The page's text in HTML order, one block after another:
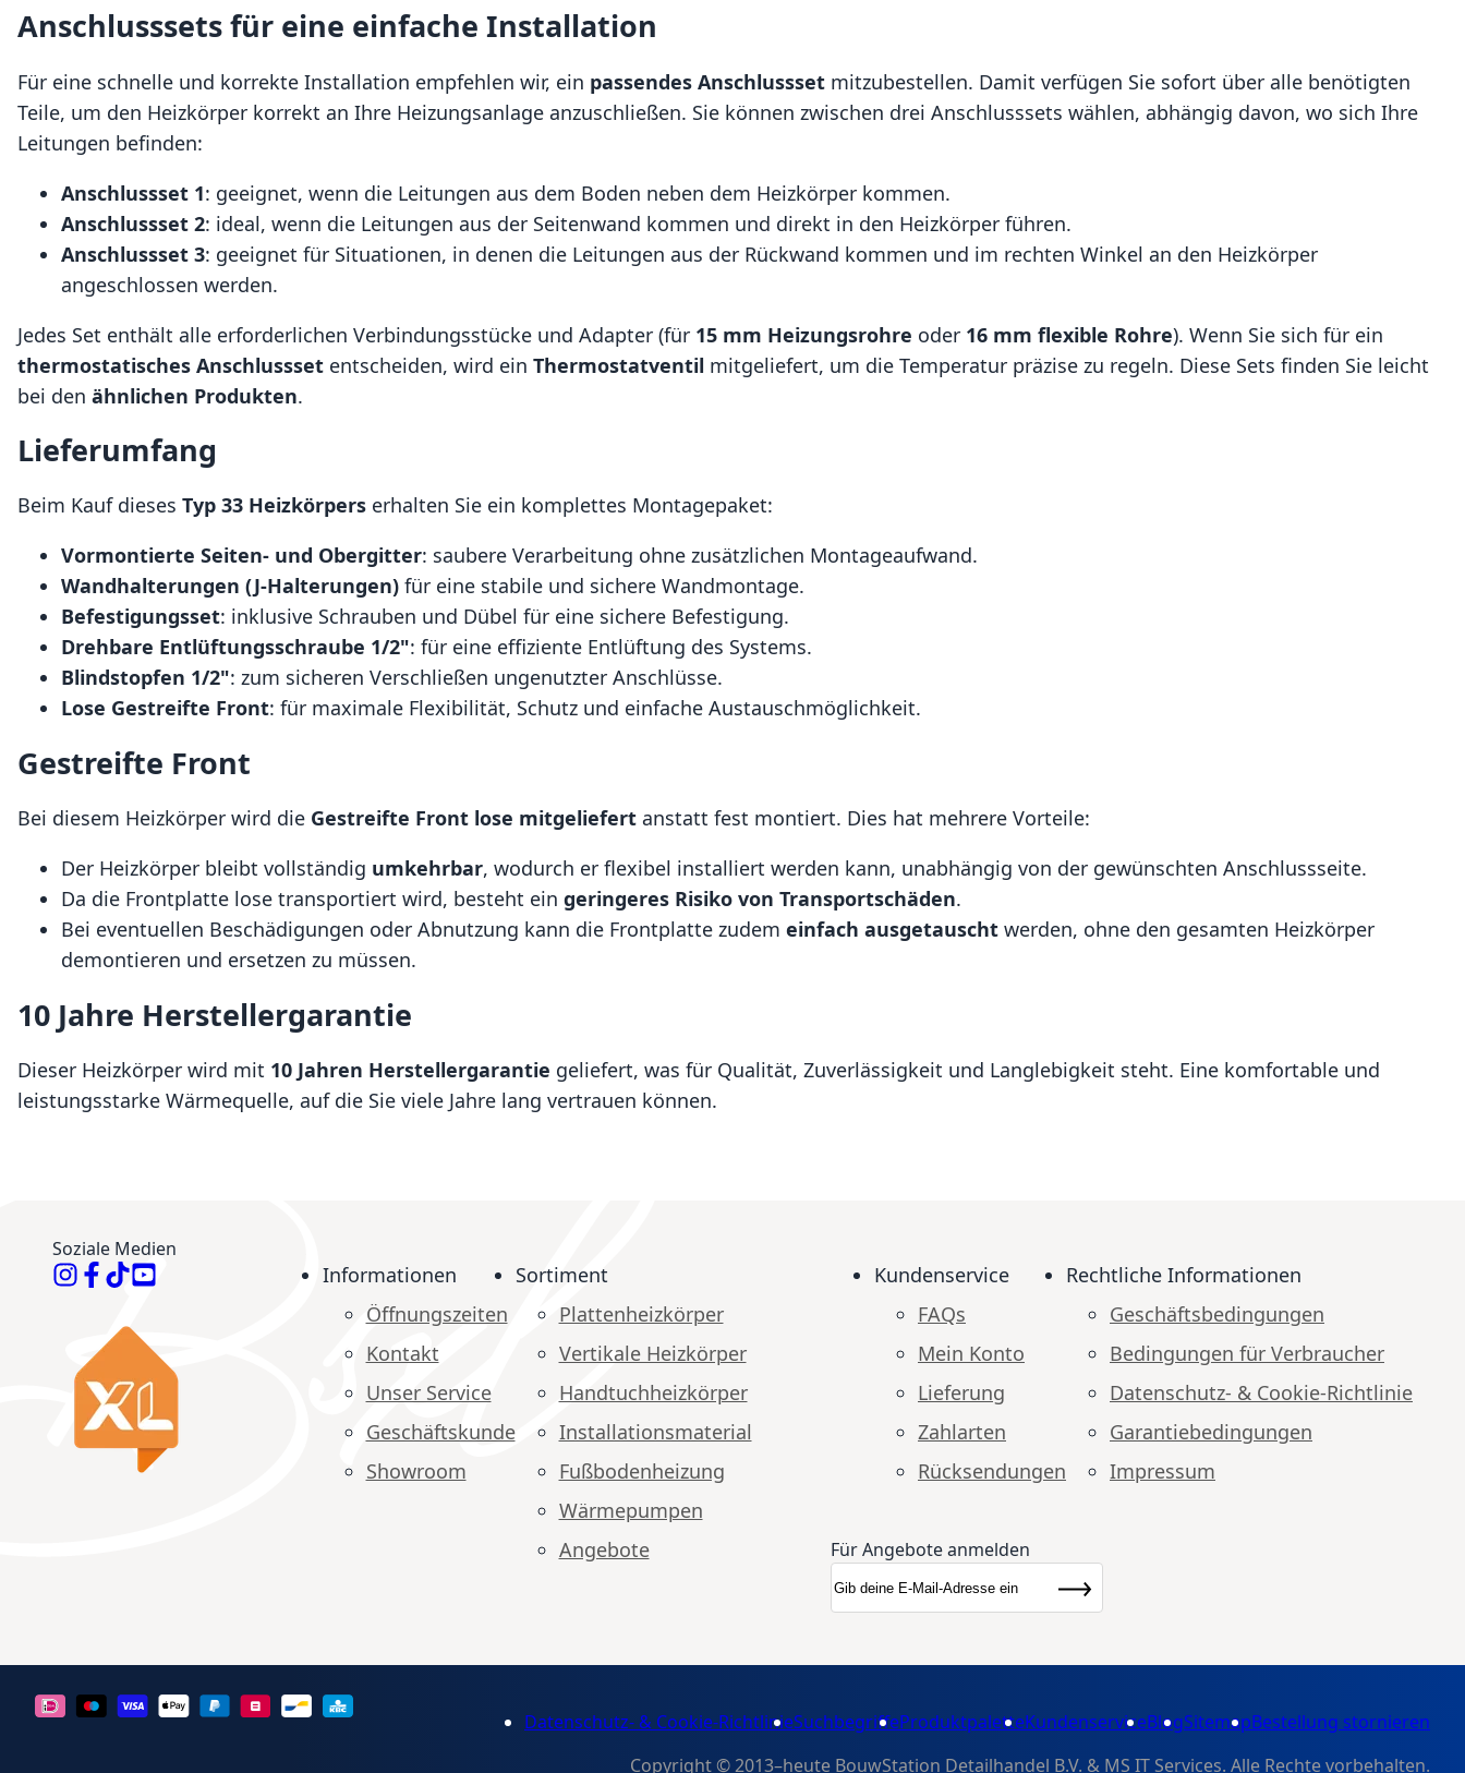
Anschlusssets für eine einfache Installation
Für eine schnelle und korrekte Installation empfehlen wir, ein passendes Anschlussset mitzubestellen. Damit verfügen Sie sofort über alle benötigten
Teile, um den Heizkörper korrekt an Ihre Heizungsanlage anzuschließen. Sie können zwischen drei Anschlusssets wählen, abhängig davon, wo sich Ihre
Leitungen befinden:
Anschlussset 1: geeignet, wenn die Leitungen aus dem Boden neben dem Heizkörper kommen.
Anschlussset 2: ideal, wenn die Leitungen aus der Seitenwand kommen und direkt in den Heizkörper führen.
Anschlussset 3: geeignet für Situationen, in denen die Leitungen aus der Rückwand kommen und im rechten Winkel an den Heizkörper
angeschlossen werden.
Jedes Set enthält alle erforderlichen Verbindungsstücke und Adapter (für 15 mm Heizungsrohre oder 16 mm flexible Rohre). Wenn Sie sich für ein
thermostatisches Anschlussset entscheiden, wird ein Thermostatventil mitgeliefert, um die Temperatur präzise zu regeln. Diese Sets finden Sie leicht
bei den ähnlichen Produkten.
Lieferumfang
Beim Kauf dieses Typ 33 Heizkörpers erhalten Sie ein komplettes Montagepaket:
Vormontierte Seiten- und Obergitter: saubere Verarbeitung ohne zusätzlichen Montageaufwand.
Wandhalterungen (J-Halterungen) für eine stabile und sichere Wandmontage.
Befestigungsset: inklusive Schrauben und Dübel für eine sichere Befestigung.
Drehbare Entlüftungsschraube 1/2": für eine effiziente Entlüftung des Systems.
Blindstopfen 1/2": zum sicheren Verschließen ungenutzter Anschlüsse.
Lose Gestreifte Front: für maximale Flexibilität, Schutz und einfache Austauschmöglichkeit.
Gestreifte Front
Bei diesem Heizkörper wird die Gestreifte Front lose mitgeliefert anstatt fest montiert. Dies hat mehrere Vorteile:
Der Heizkörper bleibt vollständig umkehrbar, wodurch er flexibel installiert werden kann, unabhängig von der gewünschten Anschlussseite.
Da die Frontplatte lose transportiert wird, besteht ein geringeres Risiko von Transportschäden.
Bei eventuellen Beschädigungen oder Abnutzung kann die Frontplatte zudem einfach ausgetauscht werden, ohne den gesamten Heizkörper
demontieren und ersetzen zu müssen.
10 Jahre Herstellergarantie
Dieser Heizkörper wird mit 10 Jahren Herstellergarantie geliefert, was für Qualität, Zuverlässigkeit und Langlebigkeit steht. Eine komfortable und
leistungsstarke Wärmequelle, auf die Sie viele Jahre lang vertrauen können.
Soziale Medien
Informationen
Öffnungszeiten
Kontakt
Unser Service
Geschäftskunde
Showroom
Sortiment
Plattenheizkörper
Vertikale Heizkörper
Handtuchheizkörper
Installationsmaterial
Fußbodenheizung
Wärmepumpen
Angebote
Kundenservice
FAQs
Mein Konto
Lieferung
Zahlarten
Rücksendungen
Rechtliche Informationen
Geschäftsbedingungen
Bedingungen für Verbraucher
Datenschutz- & Cookie-Richtlinie
Garantiebedingungen
Impressum
Für Angebote anmelden
Newsletter
Abonnieren
Datenschutz- & Cookie-RichtlinieSuchbegriffeProduktpaletteKundenserviceBlogSitemapBestellung stornieren
Copyright © 2013–heute BouwStation Detailhandel B.V. & MS IT Services. Alle Rechte vorbehalten.